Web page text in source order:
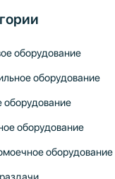
оборудование
оборудование
оборудование
оборудование
оборудование